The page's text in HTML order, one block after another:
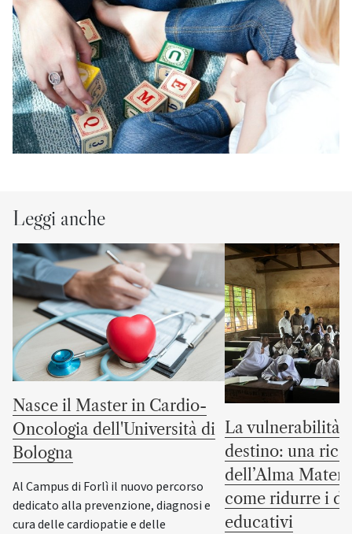
Leggi anche
Nasce il Master in Cardio-
Oncologia dell'Università di
Bologna
Al Campus di Forlì il nuovo percorso
dedicato alla prevenzione, diagnosi e
cura delle cardiopatie e delle
La vulnerabilità
destino: una
dell’Alma Mater
come ridurre i
educativi